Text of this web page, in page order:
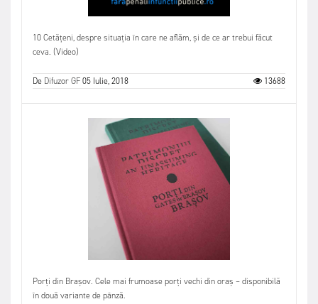
10 Cetățeni, despre situația în care ne aflăm, și de ce ar trebui făcut
ceva. (Video)
De Difuzor GF05 Iulie, 2018 13688
Porți din Brașov. Cele mai frumoase porți vechi din oraș – disponibilă
în două variante de pânză.